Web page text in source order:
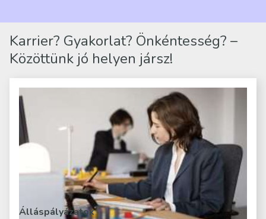
Karrier? Gyakorlat? Önkéntesség? –
Közöttünk jó helyen jársz!
Álláspályázatok